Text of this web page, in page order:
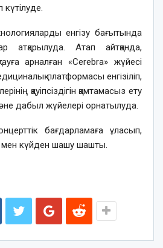
енгізу бағытында
атқарылуда. Атап айтқанда,
арналған «Cerebra» жүйесі
платформасы енгізіліп,
қауіпсіздігін қамтамасыз ету
дабыл жүйелері орнатылуда.
бағдарламаға ұласып,
мен күйден шашу шашты.